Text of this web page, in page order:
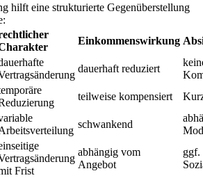
hilft eine strukturierte Gegenüberstellung
Einkommenswirkung
dauerhaft reduziert
teilweise kompensiert
schwankend
Frist
abhängig vom
Angebot
ggf.